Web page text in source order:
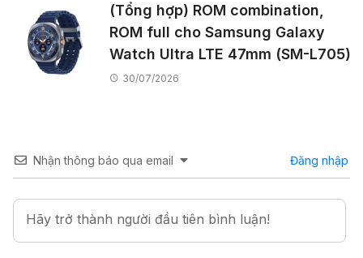
(Tổng hợp) ROM combination,
ROM full cho Samsung Galaxy
Watch Ultra LTE 47mm (SM-L705)
30/07/2026
Nhận thông báo qua email Đăng nhập